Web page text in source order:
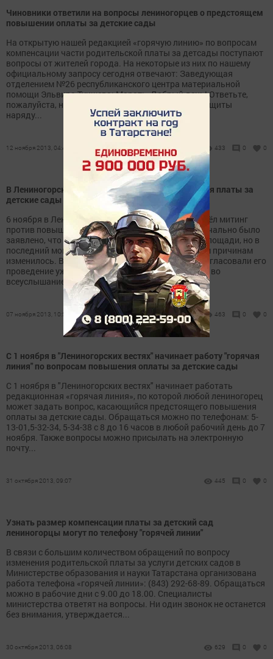
Чиновники ответили на вопросы лениногорцев о предстоящем
повышении оплаты за детские сады
На открытую нашей редакцией «горячую линию» по вопросам
компенсации части родительской платы за детсады поступают
вопросы от жителей города. На некоторые из них по нашему
официальному запросу сегодня отвечают: Заведующая
отделением №26 республиканского центра материальной
помощи Эльвира Туишева: Марат: - Добрый день! Ответьте,
пожалуйста, на каком основании работники соцзащиты
наряду...
12 ноября 2013, 04:44 433 0 0
В Лениногорске прошел митинг против повышения платы за
детские сады
6 ноября в Лениногорске у монумента нефти прошёл митинг
против повышения оплаты за детские сады. Изначально было
заявлено, что митинг состоится на центральной площади, но в
последний момент место действия по непонятным причинам
изменилось. Видимо, потому что организаторы согласовали его
проведение уже после только, как сообщили о нём во
всеуслышание...
07 ноября 2013, 10:57 463 0 0
С 1 ноября в "Лениногорских вестях" начинает работу "горячая
линия" по вопросам повышения оплаты за детские сады
С 1 ноября в "Лениногорских вестях" начинает работать
редакционная «горячая линия», по которой любой лениногорец
может задать вопрос, касающийся предстоящего повышения
оплаты за детские сады. Обращаться можно по телефонам: 5-
13-01,5-32-34, 5-34-38 с 8 до 16 часов в любой рабочий день до 7
ноября. Также вопросы можно присылать на электронную
почту...
31 октября 2013, 09:07 445 0 0
Узнать размер компенсации платы за детский сад
лениногорцы могут по телефону "горячей линии"
В связи с большим количеством обращений по вопросу
изменения родительской платы за услуги детских садов в
Министерстве образования и науки Татарстана организована
работа телефона «горячей линии»: (843) 292-68-89. Обращаться
можно в рабочие дни с 9.00 до 18.00. Специалисты
министерства ответят на вопросы. Ни один звонок не останется
без внимания, утверждается...
30 октября 2013, 06:08 629 0 0